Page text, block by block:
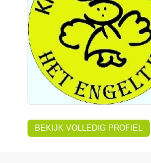
BEKIJK VOLLEDIG PROFIEL